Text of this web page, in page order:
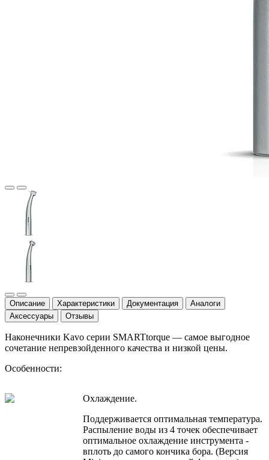
Описание Характеристики Документация
Аналоги
Аксессуары
Отзывы
Наконечники Kavo серии SMARTtorque — самое выгодное
сочетание непревзойденного качества и низкой цены.
Особенности:
Охлаждение.
Поддерживается оптимальная температура.
Распыление воды из 4 точек обеспечивает
оптимальное охлаждение инструмента -
вплоть до самого кончика бора. (Версия